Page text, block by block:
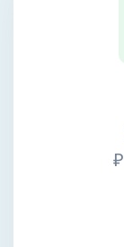
₽